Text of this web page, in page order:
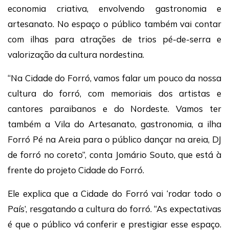
economia criativa, envolvendo gastronomia e
artesanato. No espaço o público também vai contar
com ilhas para atrações de trios pé-de-serra e
valorização da cultura nordestina.
“Na Cidade do Forró, vamos falar um pouco da nossa
cultura do forró, com memoriais dos artistas e
cantores paraibanos e do Nordeste. Vamos ter
também a Vila do Artesanato, gastronomia, a ilha
Forró Pé na Areia para o público dançar na areia, DJ
de forró no coreto”, conta Jomário Souto, que está à
frente do projeto Cidade do Forró.
Ele explica que a Cidade do Forró vai ‘rodar todo o
País’, resgatando a cultura do forró. “As expectativas
é que o público vá conferir e prestigiar esse espaço.